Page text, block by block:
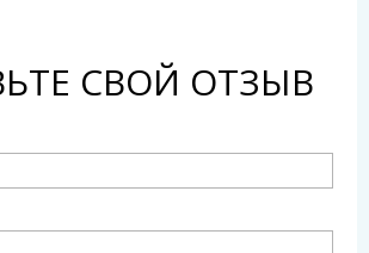
СВОЙ ОТЗЫВ